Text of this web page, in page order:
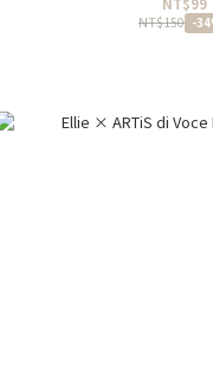
NT$150 -